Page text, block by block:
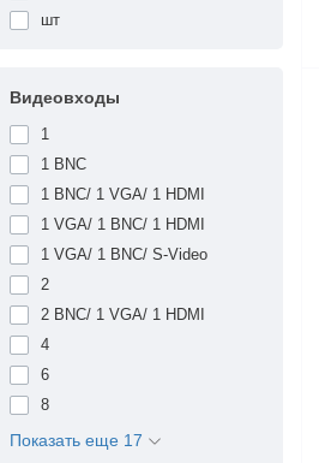
шт
Видеовходы
1
1 BNC
1 BNC/ 1 VGA/ 1 HDMI
1 VGA/ 1 BNC/ 1 HDMI
1 VGA/ 1 BNC/ S-Video
2
2 BNC/ 1 VGA/ 1 HDMI
4
6
8
Показать еще 17